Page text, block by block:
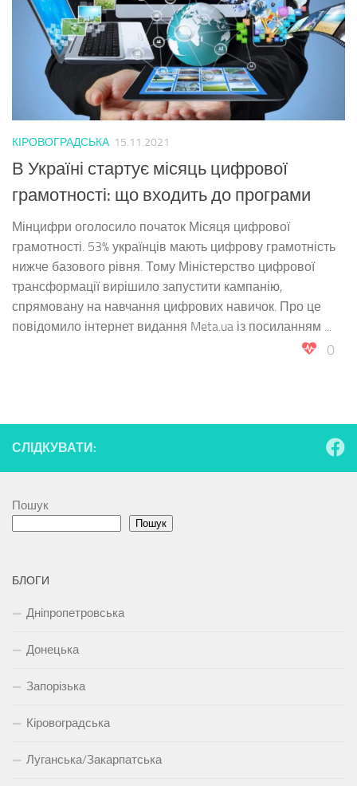
КІРОВОГРАДСЬКА 15.11.2021
В Україні стартує місяць цифрової
грамотності: що входить до програми
Мінцифри оголосило початок Місяця цифрової
грамотності. 53% українців мають цифрову грамотність
нижче базового рівня. Тому Міністерство цифрової
трансформації вирішило запустити кампанію,
спрямовану на навчання цифрових навичок. Про це
повідомило інтернет видання Meta.ua із посиланням ...
0
СЛІДКУВАТИ:
Пошук
Пошук
БЛОГИ
Дніпропетровська
Донецька
Запорізька
Кіровоградська
Луганська/Закарпатська